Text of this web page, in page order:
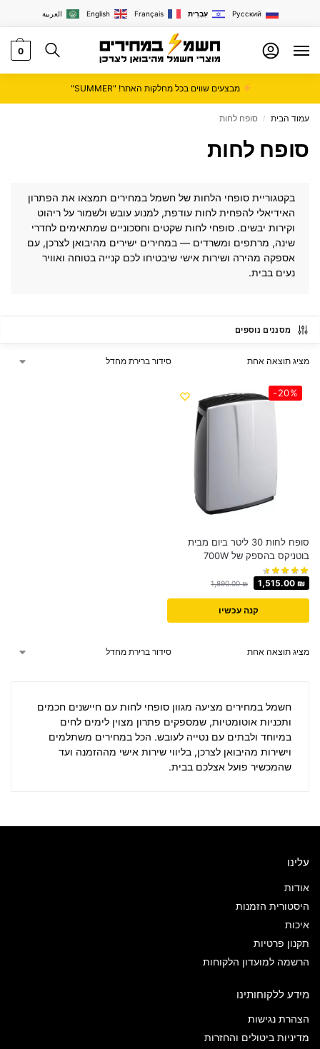
العربية English Français עִבְרִית Русский
0
מבצעים שווים בכל מחלקות האתר! "SUMMER"
עמוד הבית / סופח לחות
סופח לחות
בקטגוריית סופחי הלחות של חשמל במחירים תמצאו את הפתרון
האידיאלי להפחית לחות עודפת, למנוע עובש ולשמור על ריהוט
וקירות יבשים. סופחי לחות שקטים וחסכוניים שמתאימים לחדרי
שינה, מרתפים ומשרדים — במחירים ישירים מהיבואן לצרכן, עם
אספקה מהירה ושירות אישי שיבטיחו לכם קנייה בטוחה ואוויר
נעים בבית.
מסננים נוספים
מציג תוצאה אחת
-20%
סופח לחות 30 ליטר ביום מבית
בוטניקס בהספק של 700W
1,890.00₪ 1,515.00 ₪
קנה עכשיו
מציג תוצאה אחת
חשמל במחירים מציעה מגוון סופחי לחות עם חיישנים חכמים
ותכניות אוטומטיות, שמספקים פתרון מצוין לימים לחים
במיוחד ולבתים עם נטייה לעובש. הכל במחירים משתלמים
וישירות מהיבואן לצרכן, בליווי שירות אישי מההזמנה ועד
שהמכשיר פועל אצלכם בבית.
עלינו
אודות
היסטורית הזמנות
איכות
תקנון פרטיות
הרשמה למועדון הלקוחות
מידע ללקוחותינו
הצהרת נגישות
מדיניות ביטולים והחזרות